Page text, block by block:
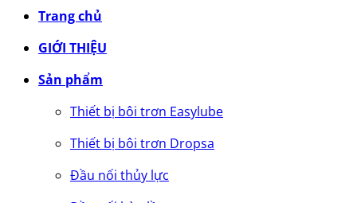
Trang chủ
GIỚI THIỆU
Sản phẩm
Thiết bị bôi trơn Easylube
Thiết bị bôi trơn Dropsa
Đầu nối thủy lực